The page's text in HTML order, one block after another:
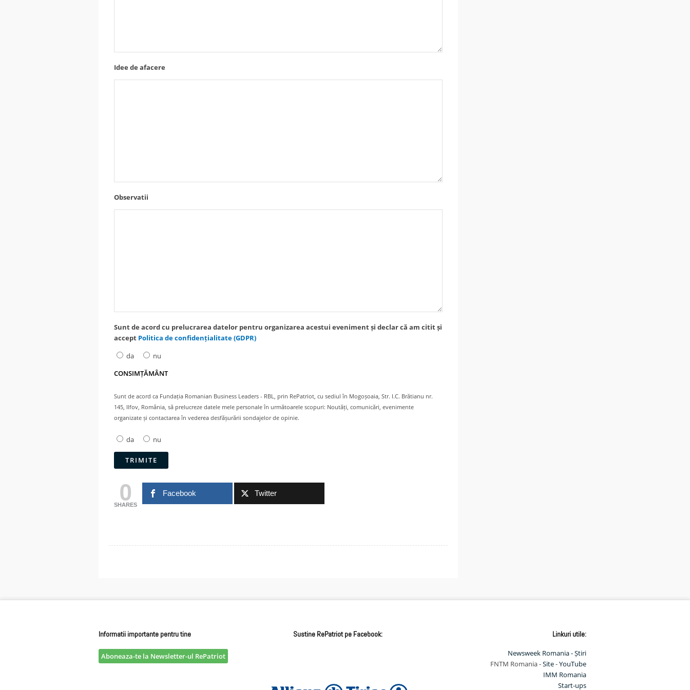
Idee de afacere
Observatii
Sunt de acord cu prelucrarea datelor pentru organizarea acestui eveniment și declar că am citit și
accept Politica de confidențialitate (GDPR)
da
nu
CONSIMȚĂMÂNT
Sunt de acord ca Fundația Romanian Business Leaders - RBL, prin RePatriot, cu sediul în Mogoșoaia, Str. I.C. Brătianu nr.
145, Ilfov, România, să prelucreze datele mele personale în următoarele scopuri: Noutăți, comunicări, evenimente
organizate și contactarea în vederea desfășurării sondajelor de opinie.
da nu
0
SHARES
Facebook Twitter
Informatii importante pentru tine
Aboneaza-te la Newsletter-ul RePatriot
Sustine RePatriot pe Facebook: Linkuri utile:
Newsweek Romania - Știri
FNTM Romania -Site-YouTube
IMM Romania
Start-ups